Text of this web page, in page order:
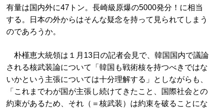
有量は国内外に47トン。長崎級原爆の5000発分！に相当
する。日本の外からはそんな疑念を持って見られてしまう
のであろうか。
朴槿恵大統領は１月13日の記者会見で、韓国国内で議論
される核武装論について「韓国も戦術核を持つべきではな
いかという主張については十分理解する」としながらも、
「これまでわが国が主張し続けてきたこと、国際社会との
約束があるため、それ（＝核武装）は約束を破ることにな